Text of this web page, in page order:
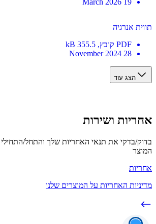
אנרגיה
PDF
קובץ , 355.5 kB
הצג עוד
ושירות
בדקי את תנאי האחריות שלך והתחל/התחילי
האחריות על המוצרים שלנו